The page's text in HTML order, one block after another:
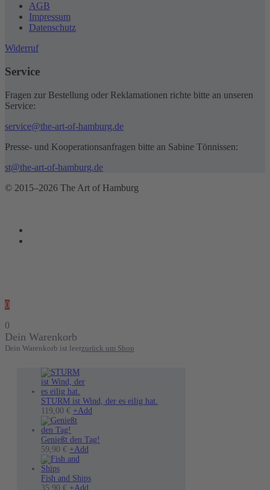
AGB
Impressum
Datenschutz
Widerruf
Service
Fragen zur Bestellung oder Reklamationen richte bitte an unseren
Service:
service@the-art-of-hamburg.de
Presse- und Kooperationsanfragen bitte an Sabine Tönnissen:
st@the-art-of-hamburg.de
© 2015–2026 The Art of Hamburg
0
0
Dein Warenkorb
Dein Warenkorb ist leerzurück um Shop
STURM ist Wind, der es eilig hat.
119,00 € +Add
mehrere
Genießt den Tag!
59,90 € +Add
mehrere
Fish and Ships
35,90 € +Add